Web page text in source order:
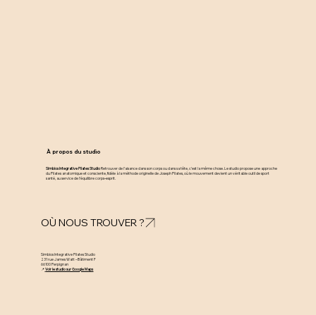
À propos du studio
Simbios Integrative Pilates StudioRetrouver de l’aisance dans son corps ou dans sa tête, c’est la même chose. Le studio propose une approche
du Pilates anatomique et consciente, fidèle à la méthode originelle de Joseph Pilates, où le mouvement devient un véritable outil de sport
santé, au service de l’équilibre corps–esprit.
OÙ NOUS TROUVER ?
Simbios Integrative Pilates Studio
231 rue James Watt – Bâtiment F
66100 Perpignan
📍 Voir le studio sur Google Maps